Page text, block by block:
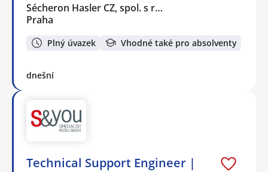
Sécheron Hasler CZ, spol. s r…
Praha
Plný úvazek Vhodné také pro absolventy
dnešní
Technical Support Engineer |